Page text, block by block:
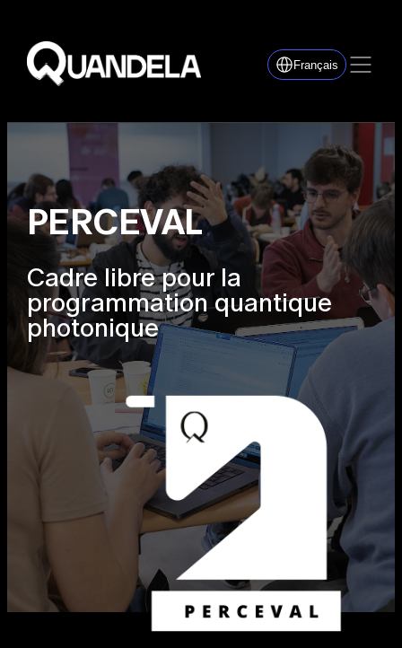
Français
PERCEVAL
Cadre libre pour la
programmation quantique
photonique